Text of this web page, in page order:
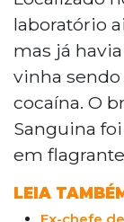
laboratório
mas já
vinha
cocaína. O
Sanguina
em
LEIA